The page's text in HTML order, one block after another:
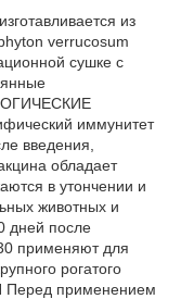
из
verrucosum
сушке с
иммунитет
введения,
обладает
в утончении и
животных и
дней после
применяют для
рогатого
применением